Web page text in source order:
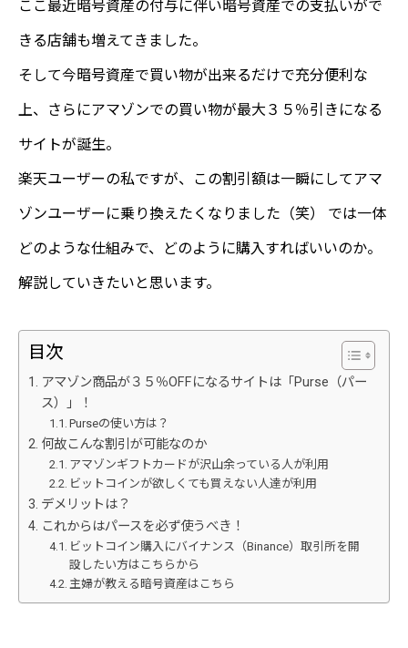
ここ最近暗号資産の付与に伴い暗号資産での支払いがで
きる店舗も増えてきました。
そして今暗号資産で買い物が出来るだけで充分便利な
上、さらにアマゾンでの買い物が最大３５％引きになる
サイトが誕生。
楽天ユーザーの私ですが、この割引額は一瞬にしてアマ
ゾンユーザーに乗り換えたくなりました（笑） では一体
どのような仕組みで、どのように購入すればいいのか。
解説していきたいと思います。
目次
アマゾン商品が３５％OFFになるサイトは「Purse（パー
ス）」！
Purseの使い方は？
何故こんな割引が可能なのか
アマゾンギフトカードが沢山余っている人が利用
ビットコインが欲しくても買えない人達が利用
デメリットは？
これからはパースを必ず使うべき！
ビットコイン購入にバイナンス（Binance）取引所を開
設したい方はこちらから
主婦が教える暗号資産はこちら